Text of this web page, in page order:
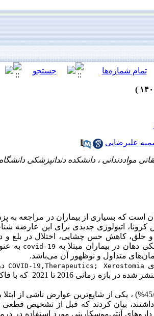
علیرضایی
مواددندانی ، دانشکده دندانپزشکی
covid-19
COVID-19,Therapeutics; Xerostomia در
در درمان بیماری